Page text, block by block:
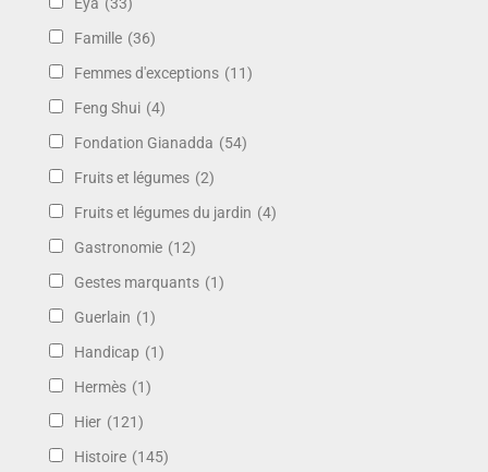
Famille (36)
Femmes d'exceptions (11)
Feng Shui (4)
Fondation Gianadda (54)
Fruits et légumes (2)
Fruits et légumes du jardin (4)
Gastronomie (12)
Gestes marquants (1)
Guerlain (1)
Handicap (1)
Hermès (1)
Hier (121)
Histoire (145)